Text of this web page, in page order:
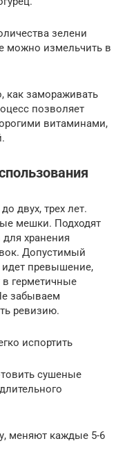
зелени
можно измельчить в
как замораживать
позволяет
витаминами,
двух, трех лет.
мешки. Подходят
хранения
Допустимый
идет превышение,
герметичные
забываем
ревизию.
испортить
сушеные
меняют каждые 5-6